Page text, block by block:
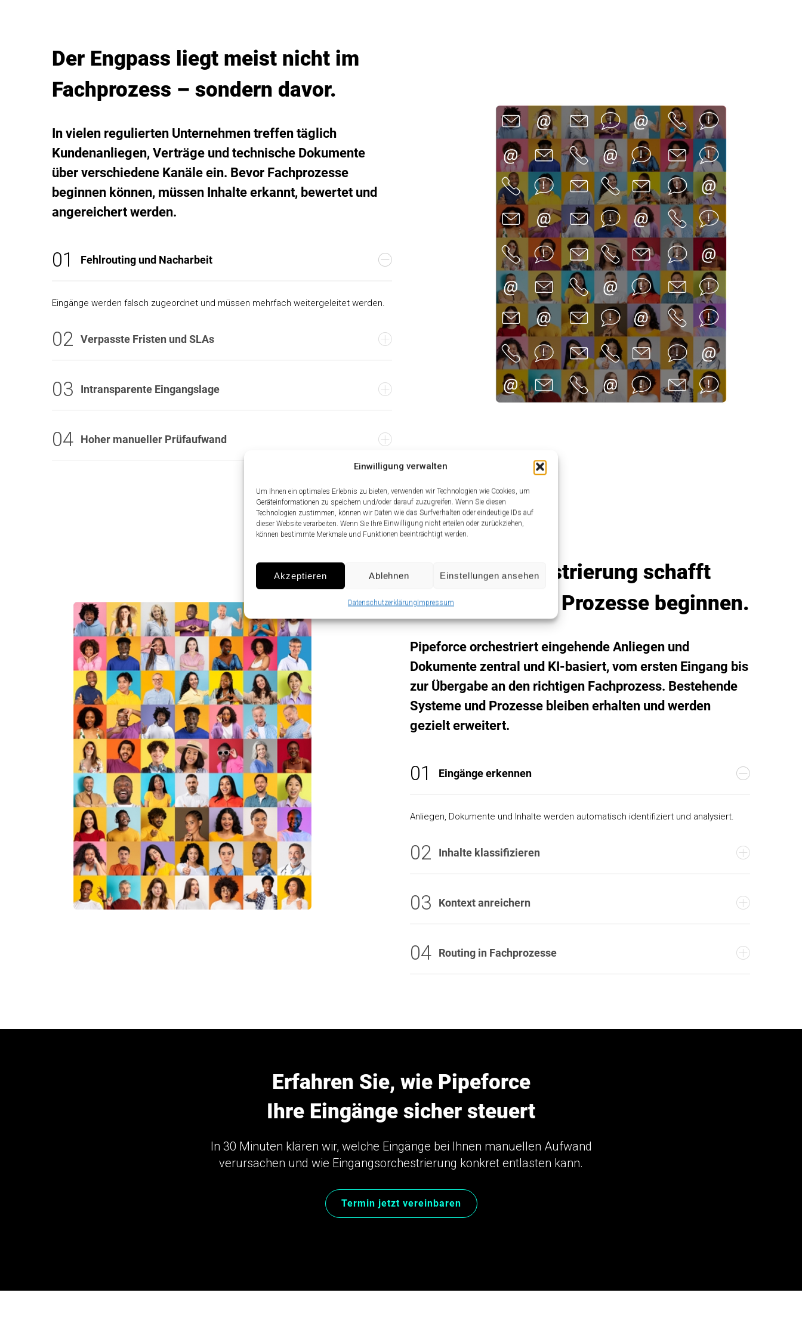
Einwilligung verwalten
Um Ihnen ein optimales Erlebnis zu bieten, verwenden wir Technologien wie Cookies, um
Geräteinformationen zu speichern und/oder darauf zuzugreifen. Wenn Sie diesen
Technologien zustimmen, können wir Daten wie das Surfverhalten oder eindeutige IDs auf
dieser Website verarbeiten. Wenn Sie Ihre Einwilligung nicht erteilen oder zurückziehen,
können bestimmte Merkmale und Funktionen beeinträchtigt werden.
Akzeptieren Ablehnen Einstellungen ansehen
DatenschutzerklärungImpressum
Der Engpass liegt meist nicht im
Fachprozess – sondern davor.
In vielen regulierten Unternehmen treffen täglich
Kundenanliegen, Verträge und technische Dokumente
über verschiedene Kanäle ein. Bevor Fachprozesse
beginnen können, müssen Inhalte erkannt, bewertet und
angereichert werden.
01 Fehlrouting und Nacharbeit
Eingänge werden falsch zugeordnet und müssen mehrfach weitergeleitet werden.
02 Verpasste Fristen und SLAs
03 Intransparente Eingangslage
04 Hoher manueller Prüfaufwand
Eingangsorchestrierung schafft
Ordnung, bevor Prozesse beginnen.
Pipeforce orchestriert eingehende Anliegen und
Dokumente zentral und KI-basiert, vom ersten Eingang bis
zur Übergabe an den richtigen Fachprozess. Bestehende
Systeme und Prozesse bleiben erhalten und werden
gezielt erweitert.
01 Eingänge erkennen
Anliegen, Dokumente und Inhalte werden automatisch identifiziert und analysiert.
02 Inhalte klassifizieren
03 Kontext anreichern
04 Routing in Fachprozesse
Erfahren Sie, wie Pipeforce
Ihre Eingänge sicher steuert
In 30 Minuten klären wir, welche Eingänge bei Ihnen manuellen Aufwand
verursachen und wie Eingangsorchestrierung konkret entlasten kann.
Termin jetzt vereinbaren